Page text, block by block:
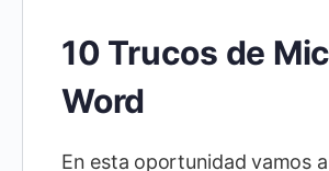
10 Trucos de
Word
En esta oportunidad vamos